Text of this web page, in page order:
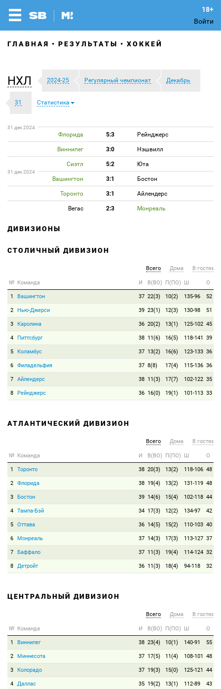
Войти
ГЛАВНАЯ РЕЗУЛЬТАТЫ ХОККЕЙ
НХЛ 2024-25 Регулярный чемпионат Декабрь
31 Статистика
31 дек 2024
Флорида 5:3 Рейнджерс
Виннипег 3:0 Нэшвилл
Сиэтл 5:2 Юта
31 дек 2024
Вашингтон 3:1 Бостон
Торонто 3:1 Айлендерс
Вегас 2:3 Монреаль
ДИВИЗИОНЫ
СТОЛИЧНЫЙ ДИВИЗИОН
Всего Дома В гостях
№ Команда И В(ВО) П(ПО) Ш О
1 Вашингтон 37 22(3) 10(2) 135-96 52
2 Нью-Джерси 39 23(1) 12(3) 130-98 51
3 Каролина 36 20(2) 13(1) 125-102 45
4 Питтсбург 38 11(6) 16(5) 118-141 39
5 Коламбус 37 13(2) 16(6) 123-133 36
6 Филадельфия 37 8(8) 17(4) 115-136 36
7 Айлендерс 38 11(3) 17(7) 102-122 35
8 Рейнджерс 36 16(0) 19(1) 101-113 33
АТЛАНТИЧЕСКИЙ ДИВИЗИОН
Всего Дома В гостях
№ Команда И В(ВО) П(ПО) Ш О
1 Торонто 38 20(3) 13(2) 118-106 48
2 Флорида 38 19(4) 13(2) 131-119 48
3 Бостон 39 14(6) 15(4) 102-118 44
4 Тампа-Бэй 34 17(3) 12(2) 134-97 42
5 Оттава 36 14(5) 15(2) 110-103 40
6 Монреаль 37 14(3) 17(3) 113-127 37
7 Баффало 37 11(3) 19(4) 114-124 32
8 Детройт 36 11(3) 18(4) 94-118 32
ЦЕНТРАЛЬНЫЙ ДИВИЗИОН
Всего Дома В гостях
№ Команда И В(ВО) П(ПО) Ш О
1 Виннипег 38 23(4) 10(1) 140-91 55
2 Миннесота 37 17(5) 11(4) 108-101 48
3 Колорадо 37 19(3) 15(0) 125-121 44
4 Даллас 35 19(2) 13(1) 112-89 43